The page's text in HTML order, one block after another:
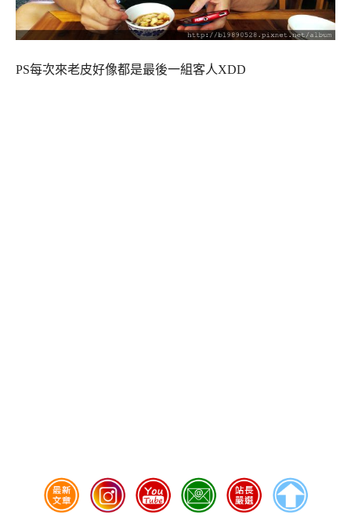
PS每次來老皮好像都是最後一組客人XDD